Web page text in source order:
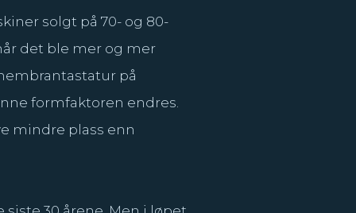
solgt på 70- og 80-
det ble mer og mer
på
formfaktoren endres.
mindre plass enn